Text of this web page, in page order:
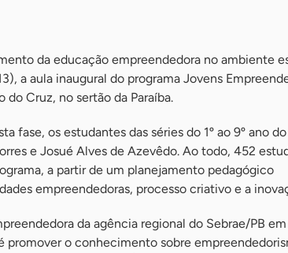
da educação empreendedora no ambiente
a aula inaugural do programa Jovens
do Cruz, no sertão da Paraíba.
fase, os estudantes das séries do 1º ao 9º ano do
e Josué Alves de Azevêdo. Ao todo, 452
a partir de um planejamento pedagógico
empreendedoras, processo criativo e a
da agência regional do Sebrae/PB em
promover o conhecimento sobre